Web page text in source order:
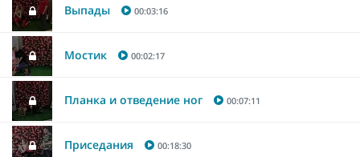
Выпады 00:03:16
Мостик 00:02:17
Планка и отведение ног 00:07:11
Приседания 00:18:30